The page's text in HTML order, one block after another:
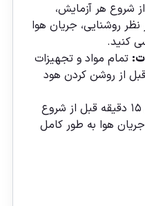
شروع هر آزمایش،
نظر روشنایی، جریان هوا
کنید.
تمام مواد و تجهیزات
قبل از روشن کردن هود
حداقل ۱۵ دقیقه قبل از شروع
هوا به طور کامل